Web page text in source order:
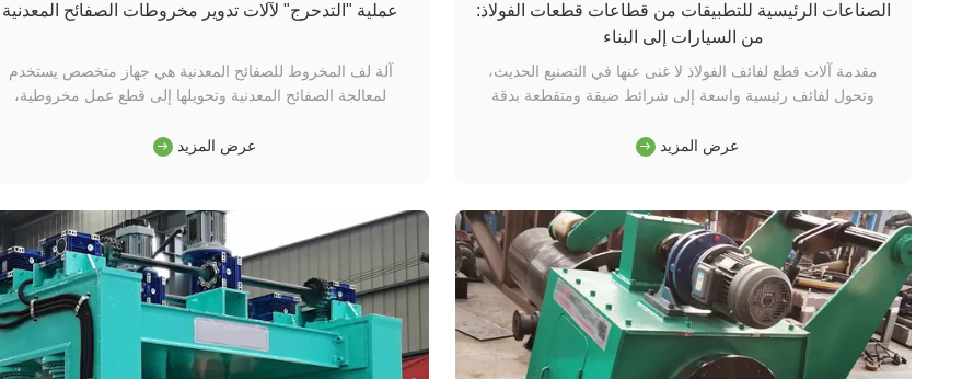
الصناعات الرئيسية للتطبيقات من قطاعات قطعات الفولاذ:
من السيارات إلى البناء
مقدمة آلات قطع لفائف الفولاذ لا غنى عنها في التصنيع الحديث،
وتحول لفائف رئيسية واسعة إلى شرائط ضيقة ومتقطعة بدقة
ضرورية في مجموعة واسعة من الصناعات، كل واحد مع متطلبات
عرض المزيد
عملية "التدحرج" لآلات تدوير مخروطات الصفائح المعدنية
آلة لف المخروط للصفائح المعدنية هي جهاز متخصص يستخدم
لمعالجة الصفائح المعدنية وتحويلها إلى قطع عمل مخروطية،
المطلوب والقطر والارتفاع في نظام التحكم في الآلة. ثم، يتم تغذية
عرض المزيد